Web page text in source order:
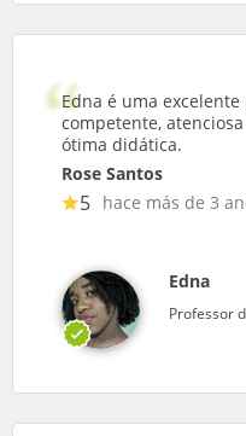
Edna é uma
competente,
ótima didática.
Rose Santos
5 hace más de 3
Edna
Professor